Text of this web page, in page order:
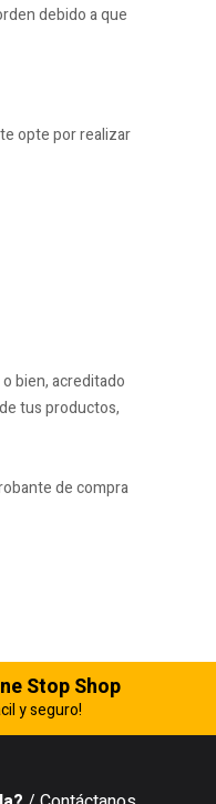
debido a que
opte por realizar
bien, acreditado
tus productos,
de compra
Stop Shop
y seguro!